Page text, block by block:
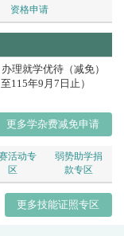
资格申请
理就学优待（减免）
115年9月7日止）
更多学杂费减免申请
活动专
区
弱势助学捐
款专区
更多技能证照专区